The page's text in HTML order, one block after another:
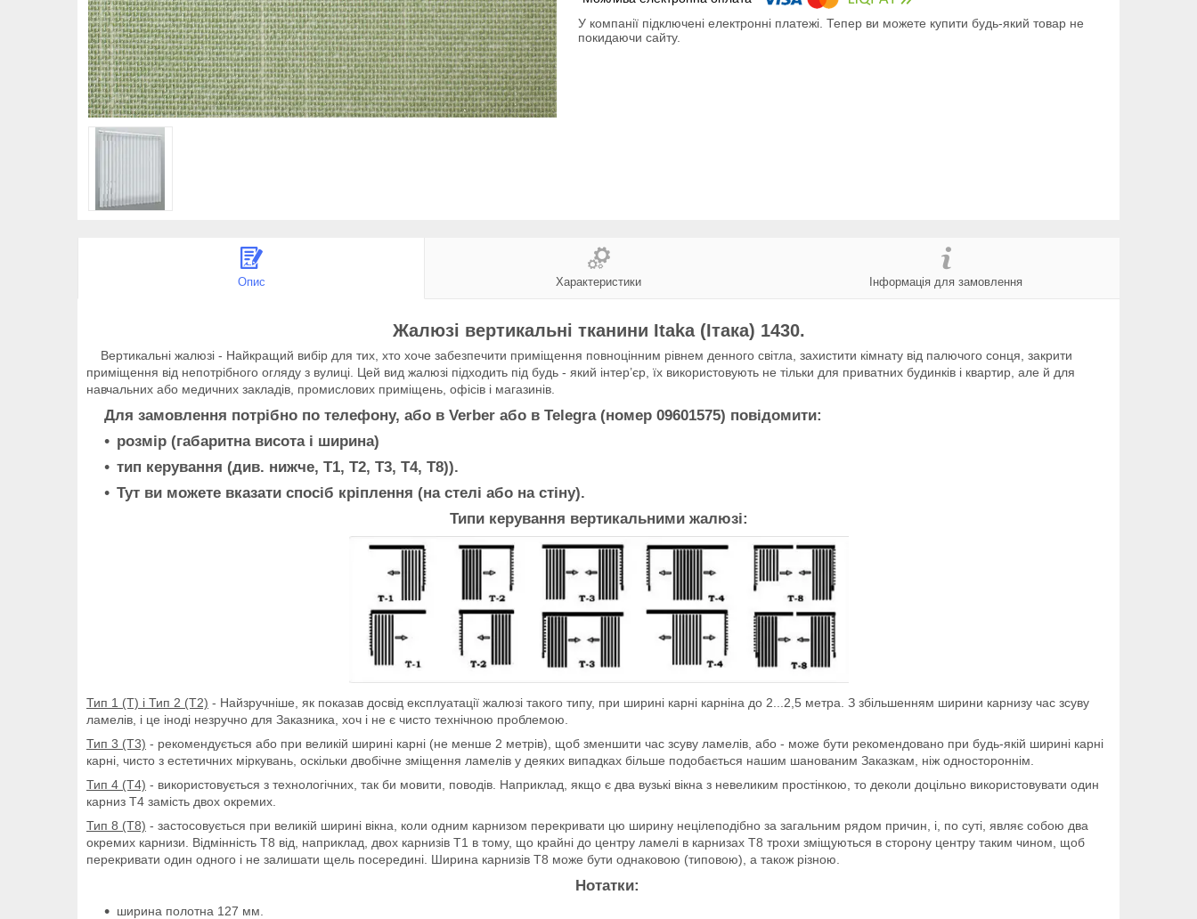
У компанії підключені електронні платежі. Тепер ви можете купити будь-який товар не
покидаючи сайту.
Опис Характеристики Інформація для замовлення
Жалюзі вертикальні тканини Itaka (Ітака) 1430.
Вертикальні жалюзі - Найкращий вибір для тих, хто хоче забезпечити приміщення повноцінним рівнем денного світла, захистити кімнату від палючого сонця, закрити
приміщення від непотрібного огляду з вулиці. Цей вид жалюзі підходить під будь - який інтер’єр, їх використовують не тільки для приватних будинків і квартир, але й для
навчальних або медичних закладів, промислових приміщень, офісів і магазинів.
Для замовлення потрібно по телефону, або в Verber або в Telegra (номер 09601575) повідомити:
розмір (габаритна висота і ширина)
тип керування (див. нижче, T1, Т2, Т3, Т4, Т8)).
Тут ви можете вказати спосіб кріплення (на стелі або на стіну).
Типи керування вертикальними жалюзі:
Тип 1 (Т) і Тип 2 (Т2) - Найзручніше, як показав досвід експлуатації жалюзі такого типу, при ширині карні карніна до 2...2,5 метра. З збільшенням ширини карнизу час зсуву
ламелів, і це іноді незручно для Заказника, хоч і не є чисто технічною проблемою.
Тип 3 (Т3) - рекомендується або при великій ширині карні (не менше 2 метрів), щоб зменшити час зсуву ламелів, або - може бути рекомендовано при будь-якій ширині карні
карні, чисто з естетичних міркувань, оскільки двобічне зміщення ламелів у деяких випадках більше подобається нашим шанованим Заказкам, ніж одностороннім.
Тип 4 (Т4) - використовується з технологічних, так би мовити, поводів. Наприклад, якщо є два вузькі вікна з невеликим простінкою, то деколи доцільно використовувати один
карниз Т4 замість двох окремих.
Тип 8 (Т8) - застосовується при великій ширині вікна, коли одним карнизом перекривати цю ширину нецілеподібно за загальним рядом причин, і, по суті, являє собою два
окремих карнизи. Відмінність Т8 від, наприклад, двох карнизів Т1 в тому, що крайні до центру ламелі в карнизах Т8 трохи зміщуються в сторону центру таким чином, щоб
перекривати один одного і не залишати щель посередині. Ширина карнизів Т8 може бути однаковою (типовою), а також різною.
Нотатки:
ширина полотна 127 мм.